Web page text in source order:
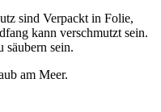
sind Verpackt in Folie,
kann verschmutzt sein.
säubern sein.
am Meer.